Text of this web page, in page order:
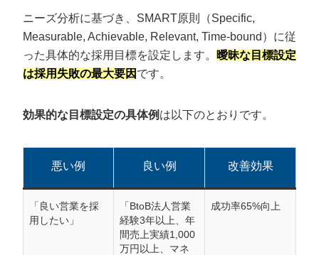
ニーズ分析に基づき、SMART原則（Specific,
Measurable, Achievable, Relevant, Time-bound）に従
った具体的な採用目標を設定します。
曖昧な目標設定
は採用失敗の最大要因 です。
効果的な目標設定の具体例 は以下のとおりです。
悪い例 良い例 改善効果
「良い営業を採
用したい」
「BtoB法人営業
経験3年以上、年
間売上実績1,000
万円以上、マネ
成功率65%向上